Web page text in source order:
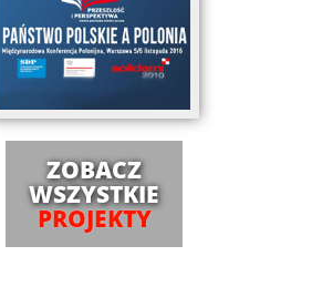
ZOBACZ
WSZYSTKIE
PROJEKTY